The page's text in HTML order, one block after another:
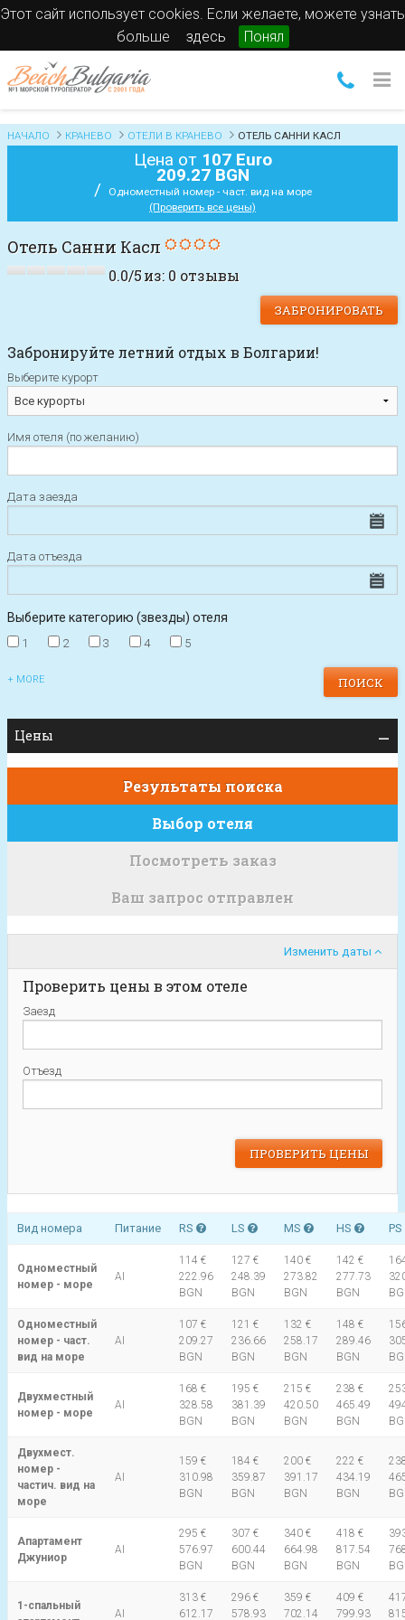
Этот сайт использует cookies. Если желаете, можете узнать
больше
здесь Понял
НАЧАЛО КРАНЕВО ОТЕЛИ В КРАНЕВО ОТЕЛЬ САННИ КАСЛ
Цена от 107 Euro
209.27 BGN
/
Одноместный номер - част. вид на море
(Проверить все цены)
Отель Санни Касл
0.0/5из:0 отзывы
ЗАБРОНИРОВАТЬ
Забронируйте летний отдых в Болгарии!
Выберите курорт
Имя отеля (по желанию)
Дата заезда
Дата отъезда
Выберите категорию (звезды) отеля
1 2 3 4 5
+ MORE
Цены
Результаты поиска
Выбор отеля
Посмотреть заказ
Ваш запрос отправлен
Изменить даты
Проверить цены в этом отеле
Заезд
Отъезд
Вид номера Питание RS LS MS HS PS
Одноместный
номер - море
AI
114 €
222.96
BGN
127 €
248.39
BGN
140 €
273.82
BGN
142 €
277.73
BGN
Одноместный
номер - част.
вид на море
AI
107 €
209.27
BGN
121 €
236.66
BGN
132 €
258.17
BGN
148 €
289.46
BGN
Двухместный
номер - море
AI
168 €
328.58
BGN
195 €
381.39
BGN
215 €
420.50
BGN
238 €
465.49
BGN
Двухмест.
номер -
частич. вид на
море
AI
159 €
310.98
BGN
184 €
359.87
BGN
200 €
391.17
BGN
222 €
434.19
BGN
Апартамент
Джуниор
AI
295 €
576.97
BGN
307 €
600.44
BGN
340 €
664.98
BGN
418 €
817.54
BGN
1-спальный
AI
313 €
612.17
296 €
578.93
359 €
702.14
409 €
799.93